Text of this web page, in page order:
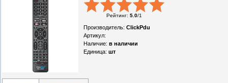
Рейтинг: 5.0/1
Производитель: ClickPdu
Артикул:
Наличие: в наличии
Единица: шт